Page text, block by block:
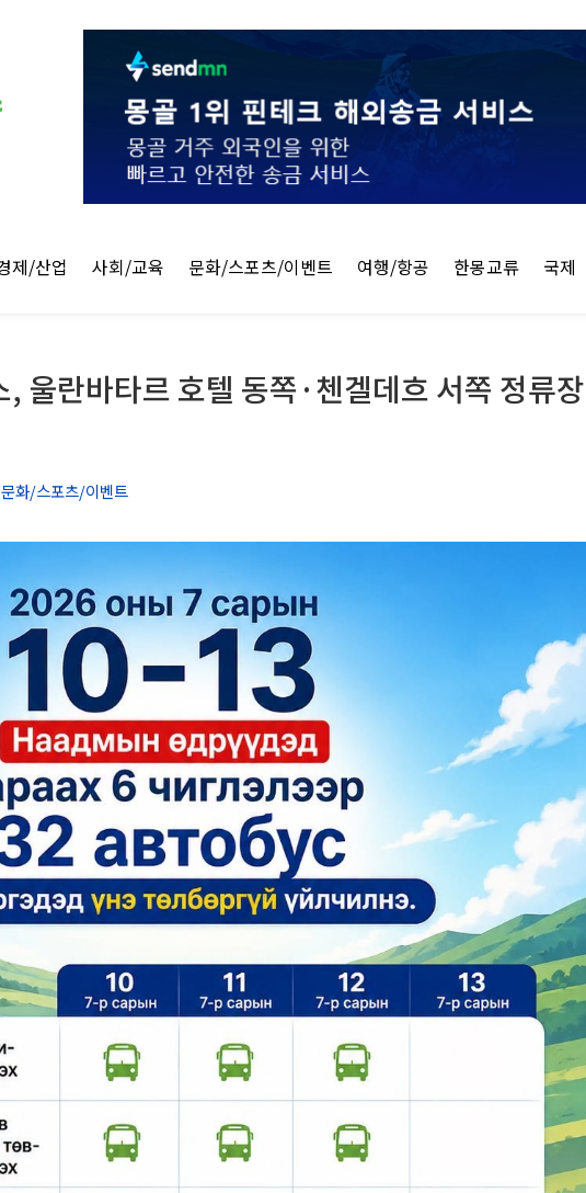
제/산업 사회/교육 문화/스포츠/이벤트 여행/항공 한몽교류 국제
울란바타르 호텔 동쪽·첸겔데흐 서쪽 정류장
문화/스포츠/이벤트